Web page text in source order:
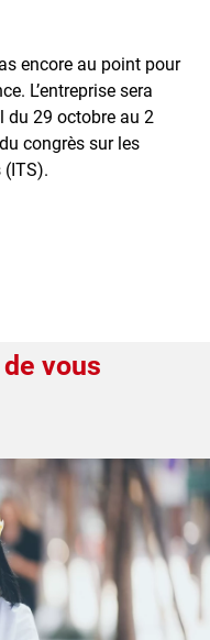
encore au point pour
L’entreprise sera
du 29 octobre au 2
congrès sur les
(ITS).
vous